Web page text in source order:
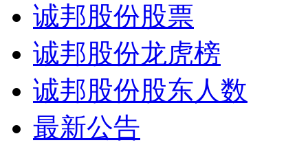
诚邦股份股票
诚邦股份龙虎榜
诚邦股份股东人数
最新公告